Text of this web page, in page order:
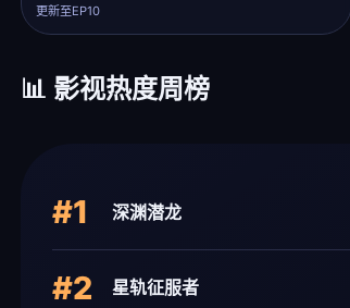
更新至EP10
📊 影视热度周榜
#1 深渊潜龙
#2 星轨征服者